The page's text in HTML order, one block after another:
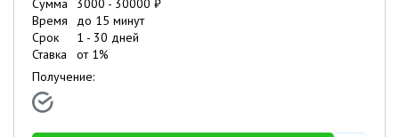
Сумма 3000 - 30000 ₽
Время
до 15 минут
Срок
1 - 30 дней
Ставка
от 1%
Получение: